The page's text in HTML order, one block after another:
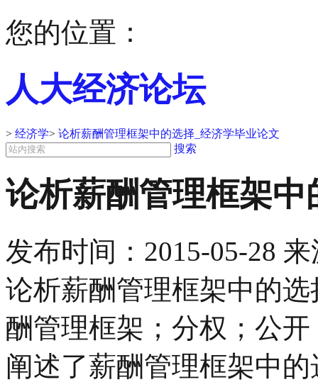
您的位置：
人大经济论坛
> 经济学> 论析薪酬管理框架中的选择_经济学毕业论文
搜索
论析薪酬管理框架
发布时间： 2015-05-28 来
论析薪酬管理框架中的
酬管理框架；分权；公
阐述了薪酬管理框架中